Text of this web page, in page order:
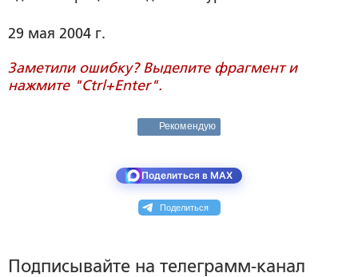
29 мая 2004 г.
Заметили ошибку? Выделите фрагмент и
нажмите "Ctrl+Enter".
Рекомендую
Поделиться в MAX
Поделиться
Подписывайте на телеграмм-канал